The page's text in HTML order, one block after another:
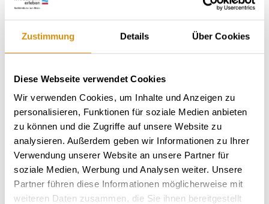
Zustimmung Details Über Cookies
Diese Webseite verwendet Cookies
Wir verwenden Cookies, um Inhalte und Anzeigen zu
personalisieren, Funktionen für soziale Medien anbieten
zu können und die Zugriffe auf unsere Website zu
analysieren. Außerdem geben wir Informationen zu Ihrer
Verwendung unserer Website an unsere Partner für
soziale Medien, Werbung und Analysen weiter. Unsere
Partner führen diese Informationen möglicherweise mit
weiteren Daten zusammen, die Sie ihnen bereitgestellt
Ökoweingut Arndt F. Werner
Ingelheim am Rhein
mehr erfahren